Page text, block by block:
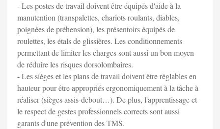
- Les postes de travail doivent être équipés d'aide à la
manutention (transpalettes, chariots roulants, diables,
poignées de préhension), les présentoirs équipés de
roulettes, les étals de glissières. Les conditionnements
permettant de limiter les charges sont aussi un bon moyen
de réduire les risques dorsolombaires.
- Les sièges et les plans de travail doivent être réglables en
hauteur pour être appropriés ergonomiquement à la tâche à
réaliser (sièges assis-debout…). De plus, l'apprentissage et
le respect de gestes professionnels corrects sont aussi
garants d'une prévention des TMS.